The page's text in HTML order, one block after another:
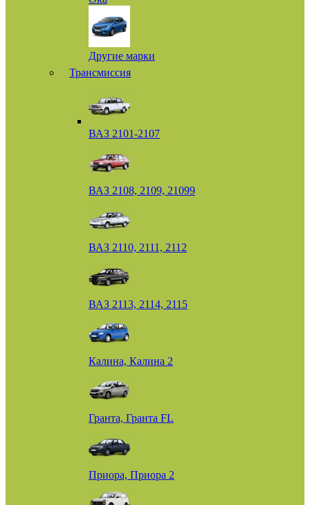
Другие марки
Трансмиссия
ВАЗ 2101-2107
ВАЗ 2108, 2109, 21099
ВАЗ 2110, 2111, 2112
ВАЗ 2113, 2114, 2115
Калина, Калина 2
Гранта, Гранта FL
Приора, Приора 2